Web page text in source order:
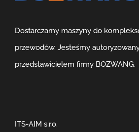
Dostarczamy maszyny do
przewodów. Jesteśmy
przedstawicielem firmy BOZWANG.
ITS-AIM s.r.o.